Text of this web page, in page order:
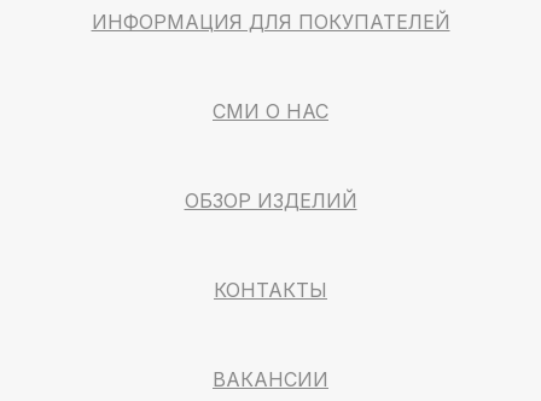
ИНФОРМАЦИЯ ДЛЯ ПОКУПАТЕЛЕЙ
СМИ О НАС
ОБЗОР ИЗДЕЛИЙ
КОНТАКТЫ
ВАКАНСИИ